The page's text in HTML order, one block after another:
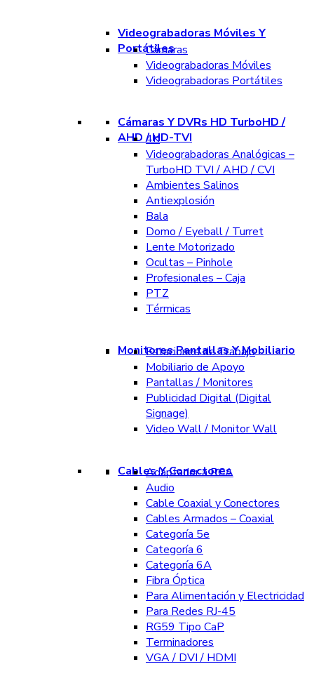
Videograbadoras Móviles Y
Portátiles
Cámaras
Videograbadoras Móviles
Videograbadoras Portátiles
Cámaras Y DVRs HD TurboHD /
AHD / HD-TVI
4K
Videograbadoras Analógicas –
TurboHD TVI / AHD / CVI
Ambientes Salinos
Antiexplosión
Bala
Domo / Eyeball / Turret
Lente Motorizado
Ocultas – Pinhole
Profesionales – Caja
PTZ
Térmicas
Monitores Pantallas Y Mobiliario
Estaciones de Trabajo
Mobiliario de Apoyo
Pantallas / Monitores
Publicidad Digital (Digital
Signage)
Video Wall / Monitor Wall
Cables Y Conectores
Adaptador a RCA
Audio
Cable Coaxial y Conectores
Cables Armados – Coaxial
Categoría 5e
Categoría 6
Categoría 6A
Fibra Óptica
Para Alimentación y Electricidad
Para Redes RJ-45
RG59 Tipo CaP
Terminadores
VGA / DVI / HDMI